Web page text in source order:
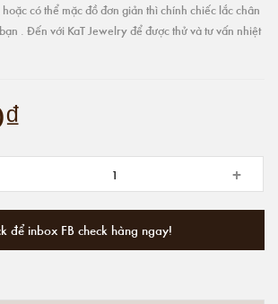
có thể mặc đồ đơn giản thì chính chiếc lắc chân
. Đến với KaT Jewelry để được thử và tư vấn nhiệt
+
để inbox FB check hàng ngay!